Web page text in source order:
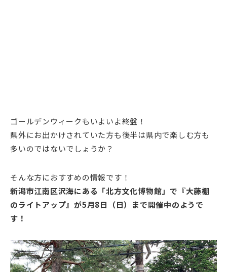
ゴールデンウィークもいよいよ終盤！
県外にお出かけされていた方も後半は県内で楽しむ方も
多いのではないでしょうか？
そんな方におすすめの情報です！
新潟市江南区沢海にある「北方文化博物館」で『大藤棚
のライトアップ』が5月8日（日）まで開催中のようで
す！